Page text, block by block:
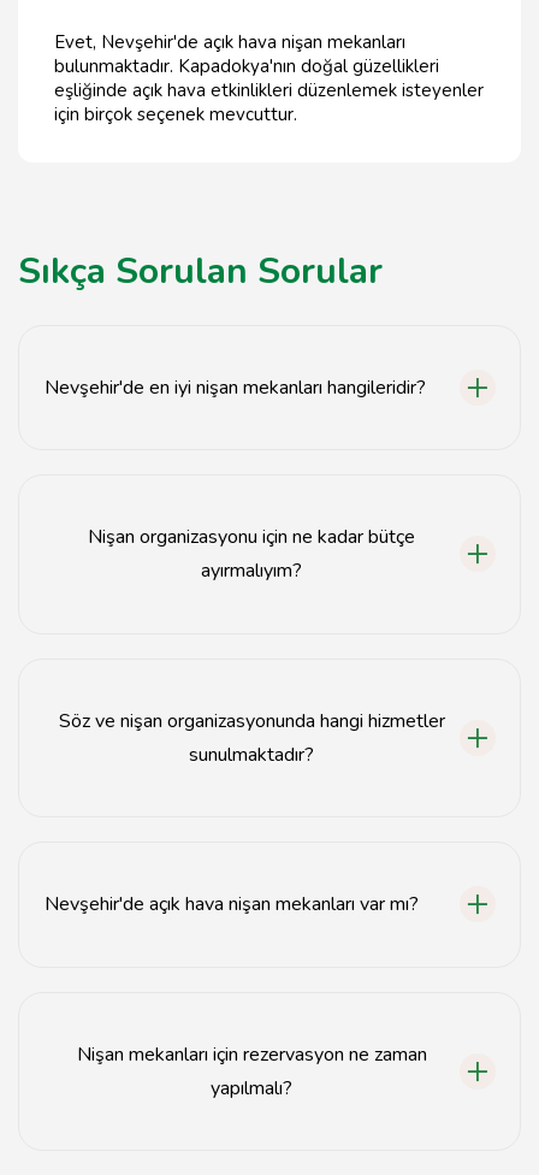
Evet, Nevşehir'de açık hava nişan mekanları
bulunmaktadır. Kapadokya'nın doğal güzellikleri
eşliğinde açık hava etkinlikleri düzenlemek isteyenler
için birçok seçenek mevcuttur.
Sıkça Sorulan Sorular
Nevşehir'de en iyi nişan mekanları hangileridir?
Nişan organizasyonu için ne kadar bütçe
ayırmalıyım?
bütçe ayırabilirsiniz.
Söz ve nişan organizasyonunda hangi hizmetler
sunulmaktadır?
Nevşehir'de açık hava nişan mekanları var mı?
Nişan mekanları için rezervasyon ne zaman
yapılmalı?